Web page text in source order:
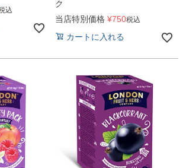
込
ク
当店特別価格 ¥750税込
カートに入れる